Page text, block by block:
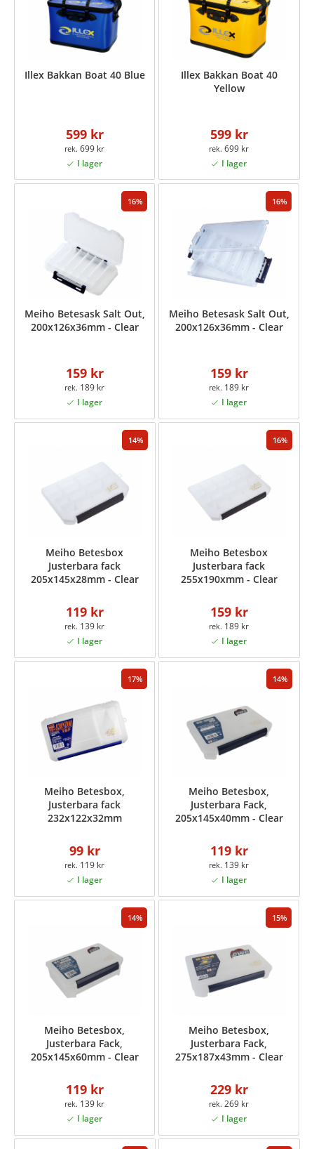
Illex Bakkan Boat 40 Blue
599 kr
699 kr
Illex Bakkan Boat 40
Yellow
599 kr
699 kr
16
Meiho Betesask Salt Out,
200x126x36mm - Clear
159 kr
189 kr
16
Meiho Betesask Salt Out,
200x126x36mm - Clear
159 kr
189 kr
14
Meiho Betesbox
Justerbara fack
205x145x28mm - Clear
119 kr
139 kr
16
Meiho Betesbox
Justerbara fack
255x190xmm - Clear
159 kr
189 kr
17
Meiho Betesbox,
Justerbara fack
232x122x32mm
99 kr
119 kr
14
Meiho Betesbox,
Justerbara Fack,
205x145x40mm - Clear
119 kr
139 kr
14
Meiho Betesbox,
Justerbara Fack,
205x145x60mm - Clear
119 kr
139 kr
15
Meiho Betesbox,
Justerbara Fack,
275x187x43mm - Clear
229 kr
269 kr